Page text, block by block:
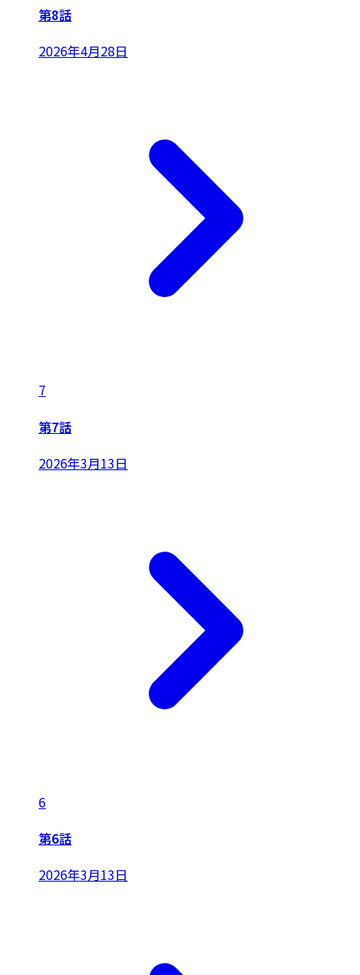
第8話
2026年4月28日
7
第7話
2026年3月13日
6
第6話
2026年3月13日